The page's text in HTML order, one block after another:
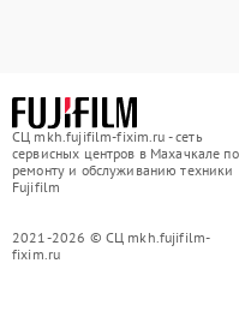
СЦ mkh.fujifilm-fixim.ru - сеть
сервисных центров в Махачкале по
ремонту и обслуживанию техники
Fujifilm
2021-2026 © СЦ mkh.fujifilm-
fixim.ru